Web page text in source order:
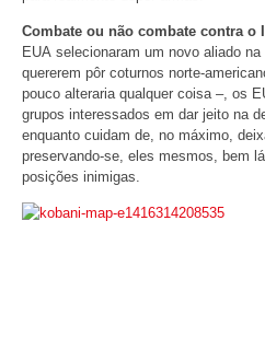
Combate ou não combate contra o
EUA selecionaram um novo aliado
quererem pôr coturnos norte-
pouco alteraria qualquer coisa –, os
grupos interessados em dar jeito na
enquanto cuidam de, no máximo,
preservando-se, eles mesmos, bem
posições inimigas.